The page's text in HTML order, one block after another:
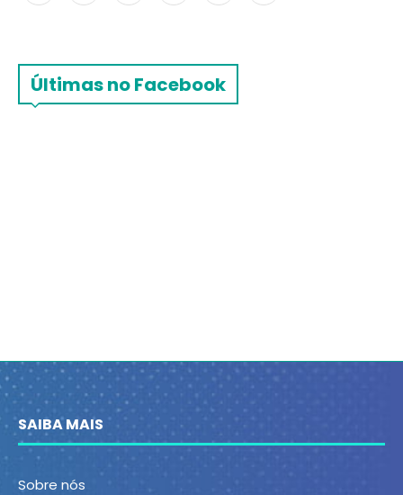
Últimas no Facebook
SAIBA MAIS
Sobre nós